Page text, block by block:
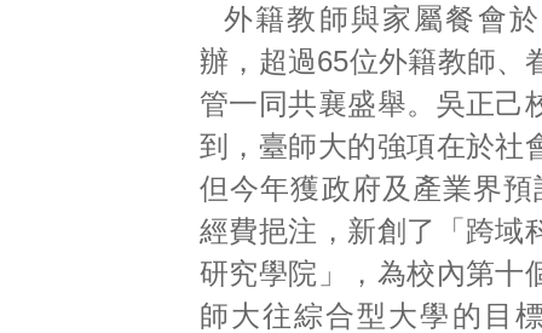
外籍教師與家屬餐會
辦，超過65位外籍教師、
管一同共襄盛舉。吳正己
到，臺師大的強項在於社
但今年獲政府及產業界
經費挹注，新創了「跨域
研究學院」，為校內第十
師大往綜合型大學的目